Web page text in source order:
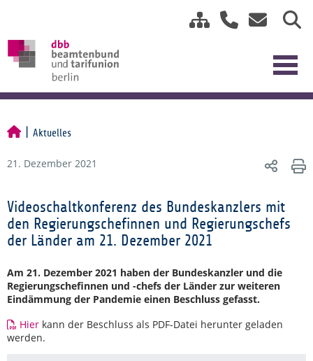
Aktuelles
21. Dezember 2021
Videoschaltkonferenz des Bundeskanzlers mit
den Regierungschefinnen und Regierungschefs
der Länder am 21. Dezember 2021
Am 21. Dezember 2021 haben der Bundeskanzler und die
Regierungschefinnen und -chefs der Länder zur weiteren
Eindämmung der Pandemie einen Beschluss gefasst.
Hier kann der Beschluss als PDF-Datei herunter geladen
werden.